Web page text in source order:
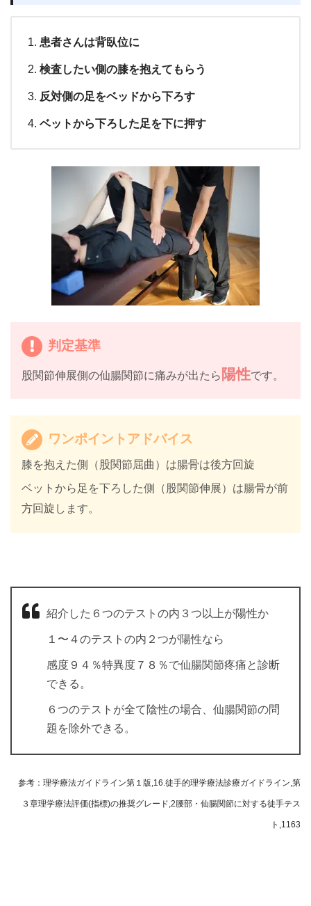
患者さんは背臥位に
検査したい側の膝を抱えてもらう
反対側の足をベッドから下ろす
ベットから下ろした足を下に押す
判定基準
股関節伸展側の仙腸関節に痛みが出たら 陽性です。
ワンポイントアドバイス
膝を抱えた側（股関節屈曲）は腸骨は後方回旋
ベットから足を下ろした側（股関節伸展）は腸骨が前
方回旋します。
紹介した６つのテストの内３つ以上が陽性か
１〜４のテストの内２つが陽性なら
感度９４％特異度７８％で仙腸関節疼痛と診断
できる。
６つのテストが全て陰性の場合、仙腸関節の問
題を除外できる。
参考：理学療法ガイドライン第１版,16.徒手的理学療法診療ガイドライン,第
３章理学療法評価(指標)の推奨グレード,2腰部・仙腸関節に対する徒手テス
ト,1163